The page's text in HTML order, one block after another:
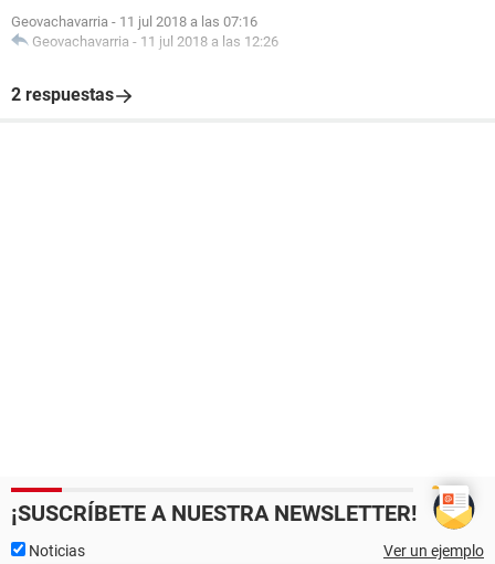
Geovachavarria - 11 jul 2018 a las 07:16
Geovachavarria - 11 jul 2018 a las 12:26
2 respuestas
¡SUSCRÍBETE A NUESTRA NEWSLETTER!
Noticias Ver un ejemplo